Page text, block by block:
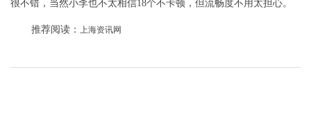
很不错，当然小李也不太相信18个不卡顿，但流畅度不用太担心。
推荐阅读： 上海资讯网